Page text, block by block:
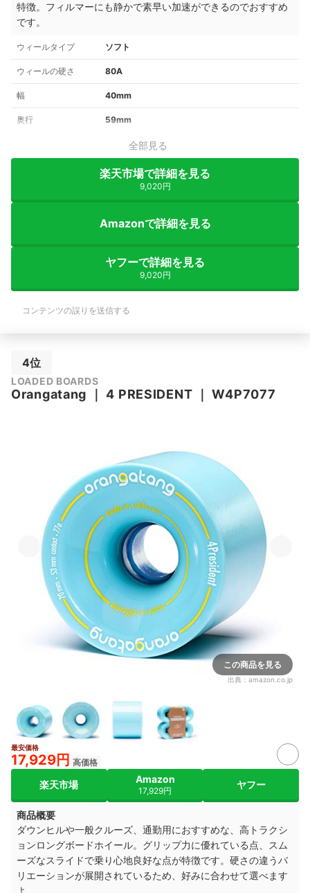
特徴。 フィルマーにも静かで素早い加速ができるのでおすすめ
です。
ウィールタイプ ソフト
ウィールの硬さ 80A
幅 40mm
奥行 59mm
全部見る
楽天市場で詳細を見る
9,020円
Amazonで詳細を見る
ヤフーで詳細を見る
9,020円
コンテンツの誤りを送信する
4位
LOADED BOARDS
Orangatang ｜4 PRESIDENT ｜‎W4P7077
この商品を見る
出典： amazon.co.jp
最安価格
17,929円 高価格
楽天市場 Amazon
17,929円
ヤフー
商品概要
ダウンヒルや一般クルーズ、通勤用におすすめな、高トラクシ
ョンロングボードホイール。グリップ力に優れている点、スム
ーズなスライドで乗り心地良好な点が特徴です。硬さの違うバ
リエーションが展開されているため、好みに合わせて選べます